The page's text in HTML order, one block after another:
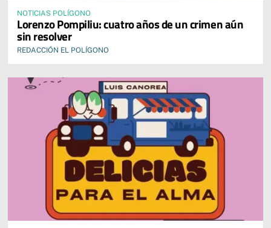
NOTICIAS POLÍGONO
Lorenzo Pompiliu: cuatro años de un crimen aún
sin resolver
REDACCIÓN EL POLÍGONO